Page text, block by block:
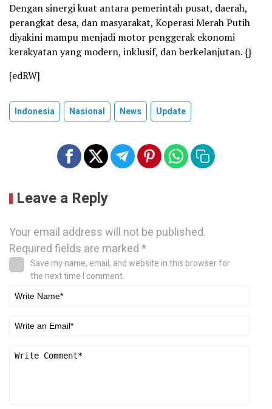
Dengan sinergi kuat antara pemerintah pusat, daerah,
perangkat desa, dan masyarakat, Koperasi Merah Putih
diyakini mampu menjadi motor penggerak ekonomi
kerakyatan yang modern, inklusif, dan berkelanjutan. {}
[edRW]
Indonesia Nasional News Update
Leave a Reply
Your email address will not be published.
Required fields are marked*
Save my name, email, and website in this browser for
the next time I comment.